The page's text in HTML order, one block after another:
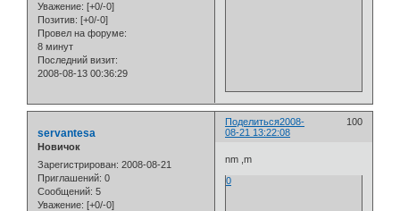
Уважение: [+0/-0]
Позитив: [+0/-0]
Провел на форуме:
8 минут
Последний визит:
2008-08-13 00:36:29
Поделиться 100
2008-
08-21 13:22:08
servantesa
Новичок
Зарегистрирован: 2008-08-21
Приглашений: 0
Сообщений: 5
Уважение: [+0/-0]
nm ,m
0